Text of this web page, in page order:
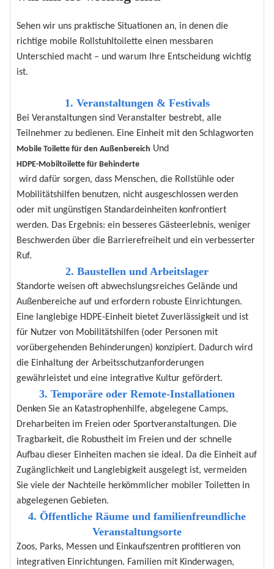
Sehen wir uns praktische Situationen an, in denen die
richtige mobile Rollstuhltoilette einen messbaren
Unterschied macht – und warum Ihre Entscheidung wichtig
ist.
1. Veranstaltungen & Festivals
Bei Veranstaltungen sind Veranstalter bestrebt, alle
Teilnehmer zu bedienen. Eine Einheit mit den Schlagworten
Mobile Toilette für den Außenbereich Und
HDPE-Mobiltoilette für Behinderte
wird dafür sorgen, dass Menschen, die Rollstühle oder
Mobilitätshilfen benutzen, nicht ausgeschlossen werden
oder mit ungünstigen Standardeinheiten konfrontiert
werden. Das Ergebnis: ein besseres Gästeerlebnis, weniger
Beschwerden über die Barrierefreiheit und ein verbesserter
Ruf.
2. Baustellen und Arbeitslager
Standorte weisen oft abwechslungsreiches Gelände und
Außenbereiche auf und erfordern robuste Einrichtungen.
Eine langlebige HDPE-Einheit bietet Zuverlässigkeit und ist
für Nutzer von Mobilitätshilfen (oder Personen mit
vorübergehenden Behinderungen) konzipiert. Dadurch wird
die Einhaltung der Arbeitsschutzanforderungen
gewährleistet und eine integrative Kultur gefördert.
3. Temporäre oder Remote-Installationen
Denken Sie an Katastrophenhilfe, abgelegene Camps,
Dreharbeiten im Freien oder Sportveranstaltungen. Die
Tragbarkeit, die Robustheit im Freien und der schnelle
Aufbau dieser Einheiten machen sie ideal. Da die Einheit auf
Zugänglichkeit und Langlebigkeit ausgelegt ist, vermeiden
Sie viele der Nachteile herkömmlicher mobiler Toiletten in
abgelegenen Gebieten.
4. Öffentliche Räume und familienfreundliche
Veranstaltungsorte
Zoos, Parks, Messen und Einkaufszentren profitieren von
integrativen Einrichtungen. Familien mit Kinderwagen,